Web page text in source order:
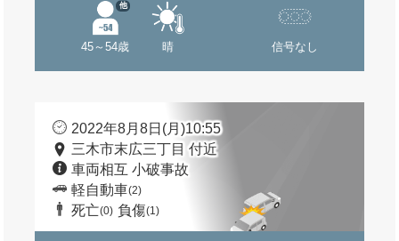
45～54歳
他
晴 信号なし
2022年8月8日(月)10:55
三木市末広三丁目 付近
車両相互 小破事故
軽自動車(2)
死亡(0) 負傷(1)